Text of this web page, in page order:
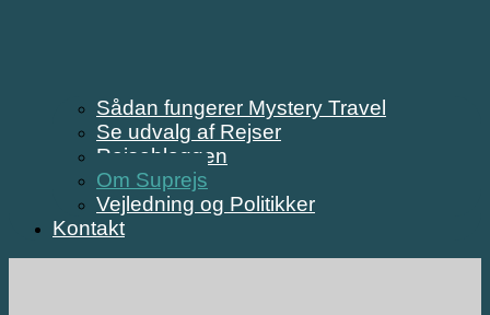
Sådan fungerer Mystery Travel
Se udvalg af Rejser
Rejsebloggen
Om Suprejs
Vejledning og Politikker
Kontakt